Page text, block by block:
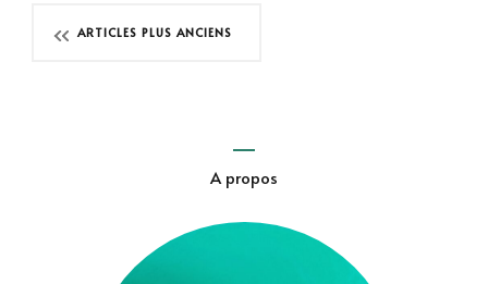
Navigation
ARTICLES PLUS ANCIENS
A propos